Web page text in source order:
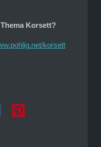
Korsett?
korsett